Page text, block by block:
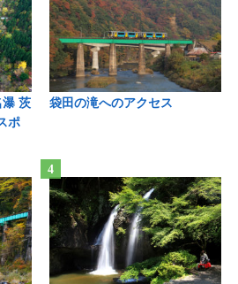
茨
ポ
袋田の滝へのアクセス